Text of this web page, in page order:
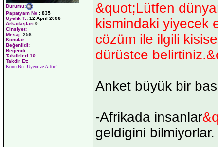
Durumu:
Papatyam No : 835
Üyelik T. : 12 April 2006
Arkadaşları:0
Cinsiyet:
Mesaj: 256
Konular:
Beğenildi:
Beğendi:
Takdirleri:10
Takdir Et:
Konu Bu Üyemize Aittir!
&quot;Lütfen
kismindaki yiyecek
cözüm ile ilgili
dürüstce
Anket büyük bir
-Afrikada insanlar
geldigini bilmiyorlar.